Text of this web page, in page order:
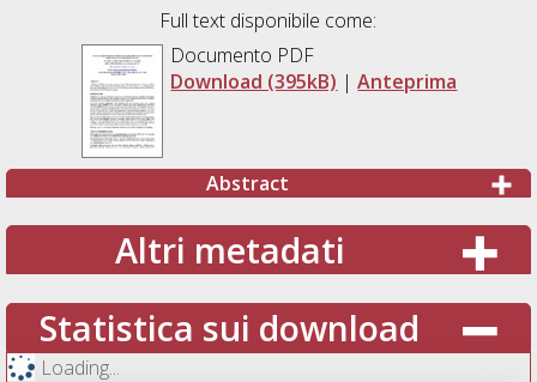
Full text disponibile come:
Documento PDF
Download (395kB) |Anteprima
Abstract
Altri metadati
Statistica sui download
Loading...